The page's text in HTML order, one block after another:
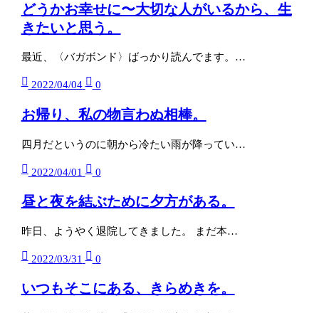
どうかお幸せに〜大切な人がいるから、生
きたいと思う。
最近、〈バガボンド〉ばっかり読んでます。…
2022/04/04 0
お帰り、私の物言わぬ相棒。
四月だというのに朝から冷たい雨が降ってい…
2022/04/01 0
昼と夜を結ぶために夕方がある。
昨日、ようやく退院してきました。 まだ本…
2022/03/31 0
いつもそこにある、きらめきを。